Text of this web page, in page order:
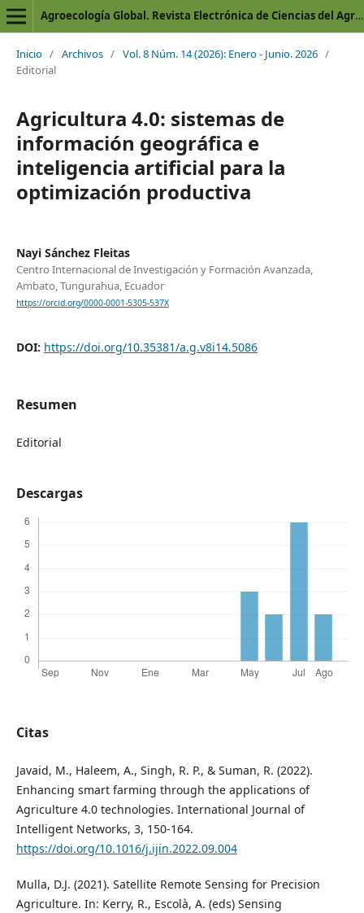
Agroecología Global. Revista Electrónica de Ciencias del Agro y Mar
Inicio / Archivos / Vol. 8 Núm. 14 (2026): Enero - Junio. 2026 /
Editorial
Agricultura 4.0: sistemas de
información geográfica e
inteligencia artificial para la
optimización productiva
Nayi Sánchez Fleitas
Centro Internacional de Investigación y Formación Avanzada,
Ambato, Tungurahua, Ecuador
https://orcid.org/0000-0001-5305-537X
DOI: https://doi.org/10.35381/a.g.v8i14.5086
Resumen
Editorial
Descargas
Citas
Javaid, M., Haleem, A., Singh, R. P., & Suman, R. (2022).
Enhancing smart farming through the applications of
Agriculture 4.0 technologies. International Journal of
Intelligent Networks, 3, 150-164.
https://doi.org/10.1016/j.ijin.2022.09.004
Mulla, D.J. (2021). Satellite Remote Sensing for Precision
Agriculture. In: Kerry, R., Escolà, A. (eds) Sensing